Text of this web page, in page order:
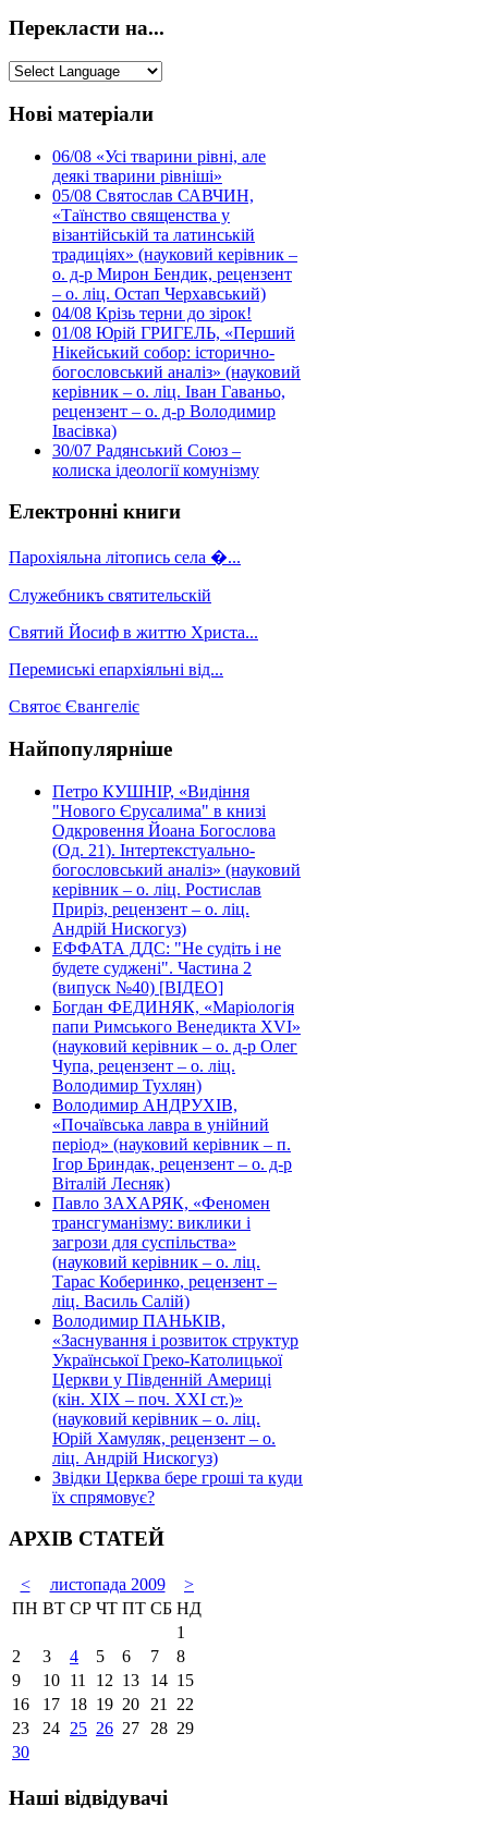
Перекласти на...
Нові матеріали
06/08 «Усі тварини рівні, але
деякі тварини рівніші»
05/08 Святослав САВЧИН,
«Таїнство священства у
візантійській та латинській
традиціях» (науковий керівник –
о. д-р Мирон Бендик, рецензент
– о. ліц. Остап Черхавський)
04/08 Крізь терни до зірок!
01/08 Юрій ГРИГЕЛЬ, «Перший
Нікейський собор: історично-
богословський аналіз» (науковий
керівник – о. ліц. Іван Гаваньо,
рецензент – о. д-р Володимир
Івасівка)
30/07 Радянський Союз –
колиска ідеології комунізму
Електронні книги
Парохіяльна літопись села �...
Служебникъ святительскій
Святий Йосиф в життю Христа...
Перемиські епархіяльні від...
Святоє Євангеліє
Найпопулярніше
Петро КУШНІР, «Видіння
"Нового Єрусалима" в книзі
Одкровення Йоана Богослова
(Од. 21). Інтертекстуально-
богословський аналіз» (науковий
керівник – о. ліц. Ростислав
Приріз, рецензент – о. ліц.
Андрій Нискогуз)
ЕФФАТА ДДС: "Не судіть і не
будете суджені". Частина 2
(випуск №40) [ВІДЕО]
Богдан ФЕДИНЯК, «Маріологія
папи Римського Венедикта XVI»
(науковий керівник – о. д-р Олег
Чупа, рецензент – о. ліц.
Володимир Тухлян)
Володимир АНДРУХІВ,
«Почаївська лавра в унійний
період» (науковий керівник – п.
Ігор Бриндак, рецензент – о. д-р
Віталій Лесняк)
Павло ЗАХАРЯК, «Феномен
трансгуманізму: виклики і
загрози для суспільства»
(науковий керівник – о. ліц.
Тарас Коберинко, рецензент –
ліц. Василь Салій)
Володимир ПАНЬКІВ,
«Заснування і розвиток структур
Української Греко-Католицької
Церкви у Південній Америці
(кін. ХІХ – поч. ХХІ ст.)»
(науковий керівник – о. ліц.
Юрій Хамуляк, рецензент – о.
ліц. Андрій Нискогуз)
Звідки Церква бере гроші та куди
їх спрямовує?
АРХІВ СТАТЕЙ
< листопада 2009
>
ПН ВТ СР ЧТ ПТ СБ НД
1
2
3 4 5 6 7
8
9
10 11 12 13 14 15
16
17 18 19 20 21
22
23
24 25 26 27 28 29
30
Наші відвідувачі